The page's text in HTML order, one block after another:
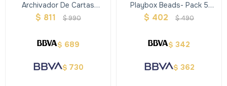
Archivador De Cartas
Summer Feeling - Top Model
$ 811 $990
$ 689
$ 730
Playbox Beads- Pack 5
Tableros
$ 402 $490
$ 342
$ 362